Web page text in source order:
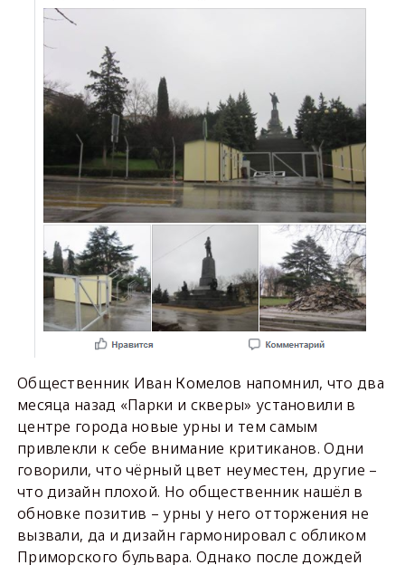
Общественник Иван Комелов напомнил, что два
месяца назад «Парки и скверы» установили в
центре города новые урны и тем самым
привлекли к себе внимание критиканов. Одни
говорили, что чёрный цвет неуместен, другие –
что дизайн плохой. Но общественник нашёл в
обновке позитив – урны у него отторжения не
вызвали, да и дизайн гармонировал с обликом
Приморского бульвара. Однако после дождей